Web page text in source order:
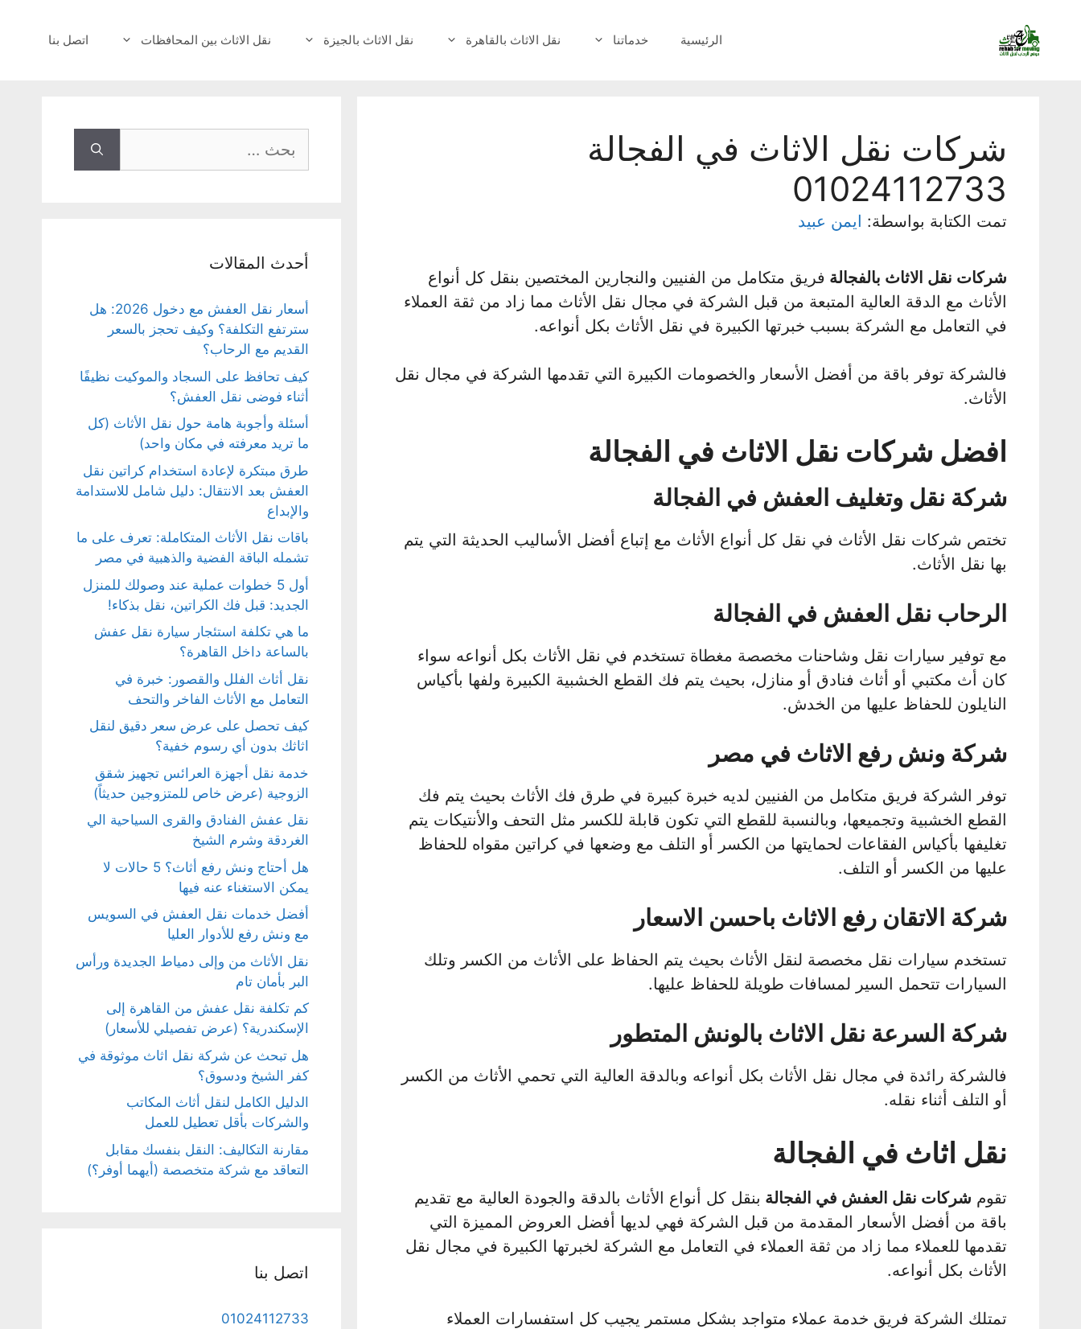
المحتوى
الرئيسية خدماتنا نقل الاثاث بالقاهرة نقل الاثاث بالجيزة نقل الاثاث بين المحافظات اتصل بنا
شركات نقل الاثاث في الفجالة
01024112733
تمت الكتابة بواسطة: ايمن عبيد
شركات نقل الاثاث بالفجالة فريق متكامل من الفنيين والنجارين المختصين بنقل كل أنواع
الأثاث مع الدقة العالية المتبعة من قبل الشركة في مجال نقل الأثاث مما زاد من ثقة العملاء
في التعامل مع الشركة بسبب خبرتها الكبيرة في نقل الأثاث بكل أنواعه.
فالشركة توفر باقة من أفضل الأسعار والخصومات الكبيرة التي تقدمها الشركة في مجال نقل
الأثاث.
افضل شركات نقل الاثاث في الفجالة
شركة نقل وتغليف العفش في الفجالة
تختص شركات نقل الأثاث في نقل كل أنواع الأثاث مع إتباع أفضل الأساليب الحديثة التي يتم
بها نقل الأثاث.
الرحاب نقل العفش في الفجالة
مع توفير سيارات نقل وشاحنات مخصصة مغطاة تستخدم في نقل الأثاث بكل أنواعه سواء
كان أث مكتبي أو أثاث فنادق أو منازل، بحيث يتم فك القطع الخشبية الكبيرة ولفها بأكياس
النايلون للحفاظ عليها من الخدش.
شركة ونش رفع الاثاث في مصر
توفر الشركة فريق متكامل من الفنيين لديه خبرة كبيرة في طرق فك الأثاث بحيث يتم فك
القطع الخشبية وتجميعها، وبالنسبة للقطع التي تكون قابلة للكسر مثل التحف والأنتيكات يتم
تغليفها بأكياس الفقاعات لحمايتها من الكسر أو التلف مع وضعها في كراتين مقواه للحفاظ
عليها من الكسر أو التلف.
شركة الاتقان رفع الاثاث باحسن الاسعار
تستخدم سيارات نقل مخصصة لنقل الأثاث بحيث يتم الحفاظ على الأثاث من الكسر وتلك
السيارات تتحمل السير لمسافات طويلة للحفاظ عليها.
شركة السرعة نقل الاثاث بالونش المتطور
فالشركة رائدة في مجال نقل الأثاث بكل أنواعه وبالدقة العالية التي تحمي الأثاث من الكسر
أو التلف أثناء نقله.
نقل اثاث في الفجالة
تقوم شركات نقل العفش في الفجالة بنقل كل أنواع الأثاث بالدقة والجودة العالية مع تقديم
باقة من أفضل الأسعار المقدمة من قبل الشركة فهي لديها أفضل العروض المميزة التي
تقدمها للعملاء مما زاد من ثقة العملاء في التعامل مع الشركة لخبرتها الكبيرة في مجال نقل
الأثاث بكل أنواعه.
تمتلك الشركة فريق خدمة عملاء متواجد بشكل مستمر يجيب كل استفسارات العملاء
عن:
أحدث المقالات
أسعار نقل العفش مع دخول 2026: هل
سترتفع التكلفة؟ وكيف تحجز بالسعر
القديم مع الرحاب؟
كيف تحافظ على السجاد والموكيت نظيفًا
أثناء فوضى نقل العفش؟
أسئلة وأجوبة هامة حول نقل الأثاث (كل
ما تريد معرفته في مكان واحد)
طرق مبتكرة لإعادة استخدام كراتين نقل
العفش بعد الانتقال: دليل شامل للاستدامة
والإبداع
باقات نقل الأثاث المتكاملة: تعرف على ما
تشمله الباقة الفضية والذهبية في مصر
أول 5 خطوات عملية عند وصولك للمنزل
الجديد: قبل فك الكراتين، نقل بذكاء!
ما هي تكلفة استئجار سيارة نقل عفش
بالساعة داخل القاهرة؟
نقل أثاث الفلل والقصور: خبرة في
التعامل مع الأثاث الفاخر والتحف
كيف تحصل على عرض سعر دقيق لنقل
اثاثك بدون أي رسوم خفية؟
خدمة نقل أجهزة العرائس تجهيز شقق
الزوجية (عرض خاص للمتزوجين حديثاً)
نقل عفش الفنادق والقرى السياحية الي
الغردقة وشرم الشيخ
هل أحتاج ونش رفع أثاث؟ 5 حالات لا
يمكن الاستغناء عنه فيها
أفضل خدمات نقل العفش في السويس
مع ونش رفع للأدوار العليا
نقل الأثاث من وإلى دمياط الجديدة ورأس
البر بأمان تام
كم تكلفة نقل عفش من القاهرة إلى
الإسكندرية؟ (عرض تفصيلي للأسعار)
هل تبحث عن شركة نقل اثاث موثوقة في
كفر الشيخ ودسوق؟
الدليل الكامل لنقل أثاث المكاتب
والشركات بأقل تعطيل للعمل
مقارنة التكاليف: النقل بنفسك مقابل
التعاقد مع شركة متخصصة (أيهما أوفر؟)
اتصل بنا
01024112733